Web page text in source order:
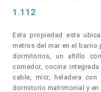
1.112
Esta propiedad esta
metros del mar en el
dormitorios, un altillo
comedor, cocina
cable, micr, heladera con
dormitorio matrimonial y en